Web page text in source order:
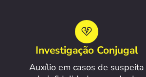
Investigação Conjugal
Auxílio em casos de suspeita